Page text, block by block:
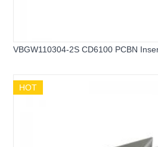
VBGW110304-2S CD6100 PCBN
HOT